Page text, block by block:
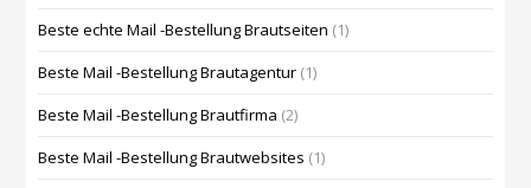
Beste echte Mail -Bestellung Brautseiten (1)
Beste Mail -Bestellung Brautagentur (1)
Beste Mail -Bestellung Brautfirma (2)
Beste Mail -Bestellung Brautwebsites (1)